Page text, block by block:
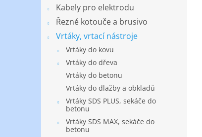
Kabely pro elektrodu
Řezné kotouče a brusivo
Vrtáky, vrtací nástroje
Vrtáky do kovu
Vrtáky do dřeva
Vrtáky do betonu
Vrtáky do dlažby a obkladů
Vrtáky SDS PLUS, sekáče do
betonu
Vrtáky SDS MAX, sekáče do
betonu